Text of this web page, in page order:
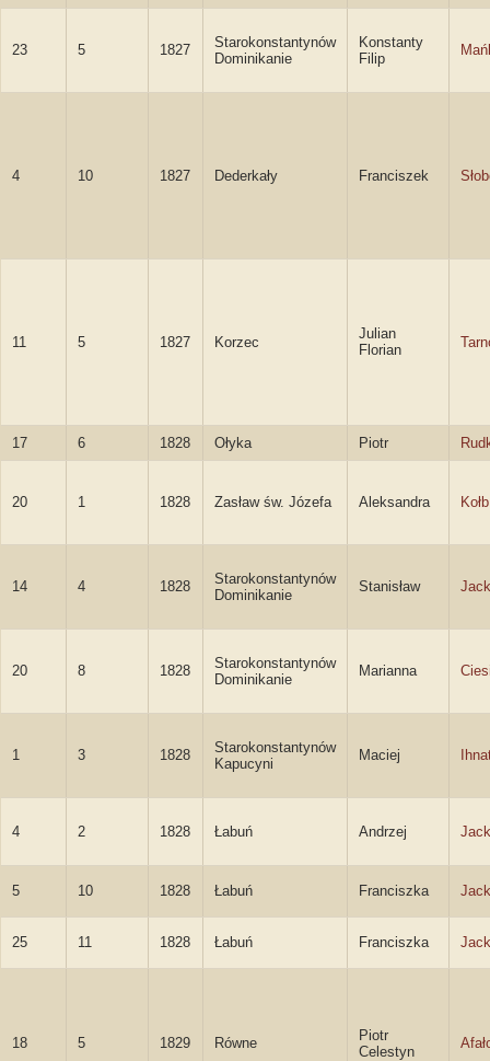
23 5 1827
Starokonstantynów
Dominikanie
Konstanty
Filip
4 10 1827 Dederkały Franciszek
11 5 1827 Korzec
Julian
Florian
17 6 1828 Ołyka Piotr
20 1 1828 Zasław św. Józefa Aleksandra Kołb
14 4 1828
Starokonstantynów
Dominikanie
Stanisław
20 8 1828
Starokonstantynów
Dominikanie
Marianna
1 3 1828
Starokonstantynów
Kapucyni
Maciej
4 2 1828 Łabuń Andrzej
5 10 1828 Łabuń Franciszka
25 11 1828 Łabuń Franciszka
18 5 1829 Równe
Piotr
Celestyn